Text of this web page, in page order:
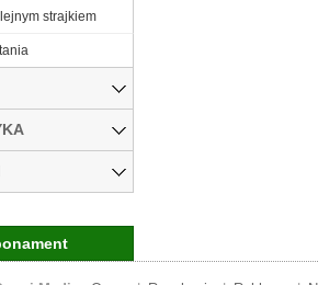
strajkiem